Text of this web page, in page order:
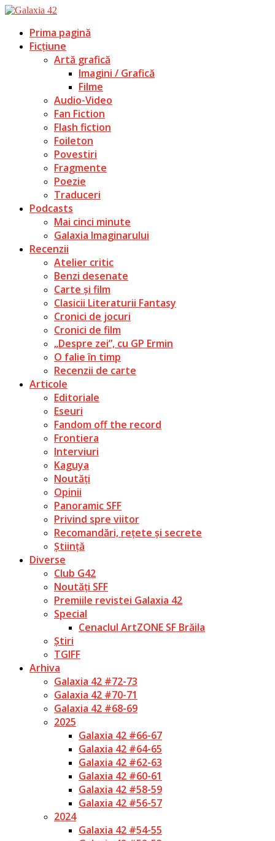
Prima pagină
Ficțiune
Artă grafică
Imagini / Grafică
Filme
Audio-Video
Fan Fiction
Flash fiction
Foileton
Povestiri
Fragmente
Poezie
Traduceri
Podcasts
Mai cinci minute
Galaxia Imaginarului
Recenzii
Atelier critic
Benzi desenate
Carte și film
Clasicii Literaturii Fantasy
Cronici de jocuri
Cronici de film
„Despre zei”, cu GP Ermin
O falie în timp
Recenzii de carte
Articole
Editoriale
Eseuri
Fandom off the record
Frontiera
Interviuri
Kaguya
Noutăți
Opinii
Panoramic SFF
Privind spre viitor
Recomandări, rețete și secrete
Știință
Diverse
Club G42
Noutăți SFF
Premiile revistei Galaxia 42
Special
Cenaclul ArtZONE SF Brăila
Știri
TGIFF
Arhiva
Galaxia 42 #72-73
Galaxia 42 #70-71
Galaxia 42 #68-69
2025
Galaxia 42 #66-67
Galaxia 42 #64-65
Galaxia 42 #62-63
Galaxia 42 #60-61
Galaxia 42 #58-59
Galaxia 42 #56-57
2024
Galaxia 42 #54-55